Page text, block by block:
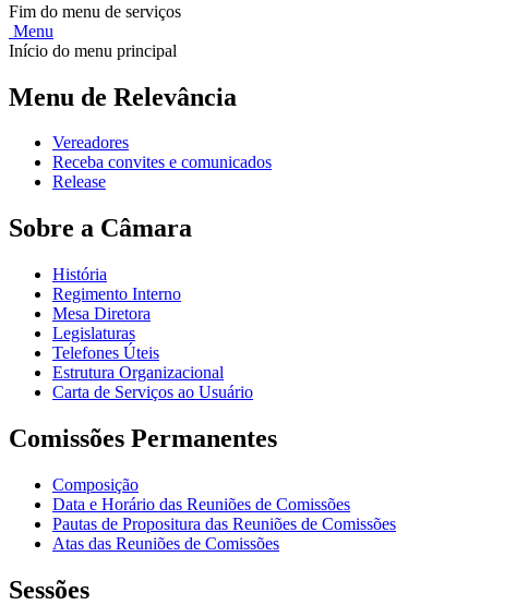
Fim do menu de serviços
Menu
Início do menu principal
Menu de Relevância
Vereadores
Receba convites e comunicados
Release
Sobre a Câmara
História
Regimento Interno
Mesa Diretora
Legislaturas
Telefones Úteis
Estrutura Organizacional
Carta de Serviços ao Usuário
Comissões Permanentes
Composição
Data e Horário das Reuniões de Comissões
Pautas de Propositura das Reuniões de Comissões
Atas das Reuniões de Comissões
Sessões